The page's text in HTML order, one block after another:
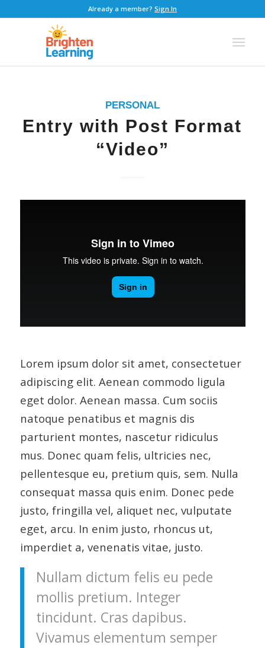
Already a member? Sign In
PERSONAL
Entry with Post Format
“Video”
Lorem ipsum dolor sit amet, consectetuer
adipiscing elit. Aenean commodo ligula
eget dolor. Aenean massa. Cum sociis
natoque penatibus et magnis dis
parturient montes, nascetur ridiculus
mus. Donec quam felis, ultricies nec,
pellentesque eu, pretium quis, sem. Nulla
consequat massa quis enim. Donec pede
justo, fringilla vel, aliquet nec, vulputate
eget, arcu. In enim justo, rhoncus ut,
imperdiet a, venenatis vitae, justo.
Nullam dictum felis eu pede
mollis pretium. Integer
tincidunt. Cras dapibus.
Vivamus elementum semper